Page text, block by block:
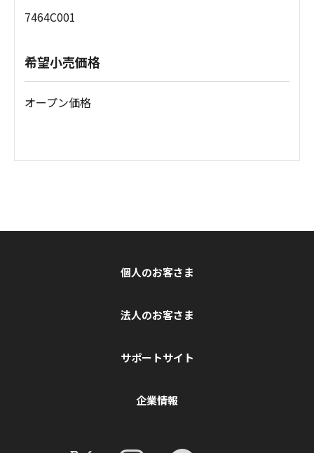
7464C001
希望小売価格
オープン価格
個人のお客さま
法人のお客さま
サポートサイト
企業情報